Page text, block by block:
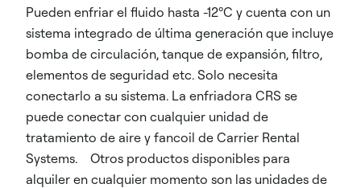
Pueden enfriar el fluido hasta -12ºC y cuenta con un
sistema integrado de última generación que incluye
bomba de circulación, tanque de expansión, filtro,
elementos de seguridad etc. Solo necesita
conectarlo a su sistema. La enfriadora CRS se
puede conectar con cualquier unidad de
tratamiento de aire y fancoil de Carrier Rental
Systems. Otros productos disponibles para
alquiler en cualquier momento son las unidades de